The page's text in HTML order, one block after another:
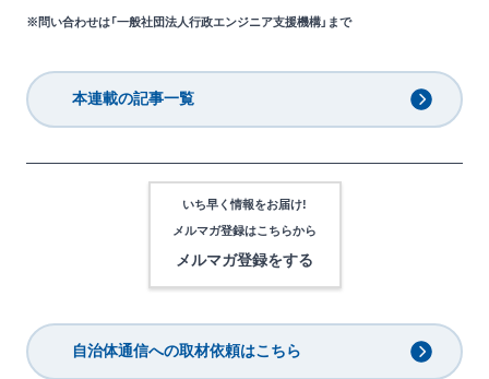
※問い合わせは「一般社団法人行政エンジニア支援機構」 まで
本連載の記事一覧
いち早く情報をお届け!
メルマガ登録はこちらから
メルマガ登録をする
自治体通信への取材依頼はこちら